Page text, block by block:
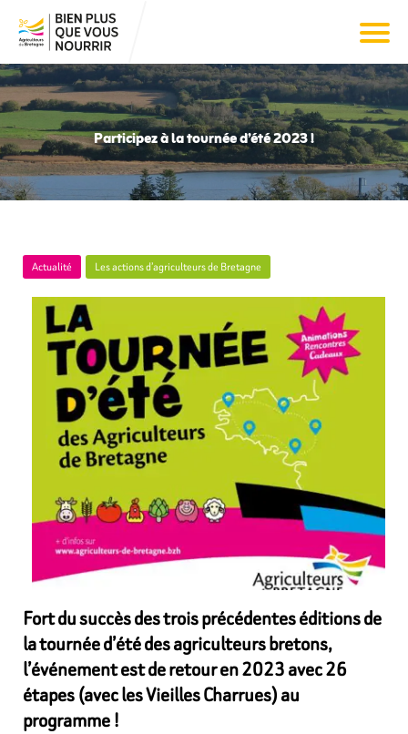
Participez à la tournée d’été 2023 !
Actualité Les actions d’agriculteurs de Bretagne
Fort du succès des trois précédentes éditions de
la tournée d’été des agriculteurs bretons,
l’événement est de retour en 2023 avec 26
étapes (avec les Vieilles Charrues) au
programme !